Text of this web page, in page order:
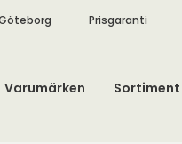
Prisgaranti
Varumärken Sortiment